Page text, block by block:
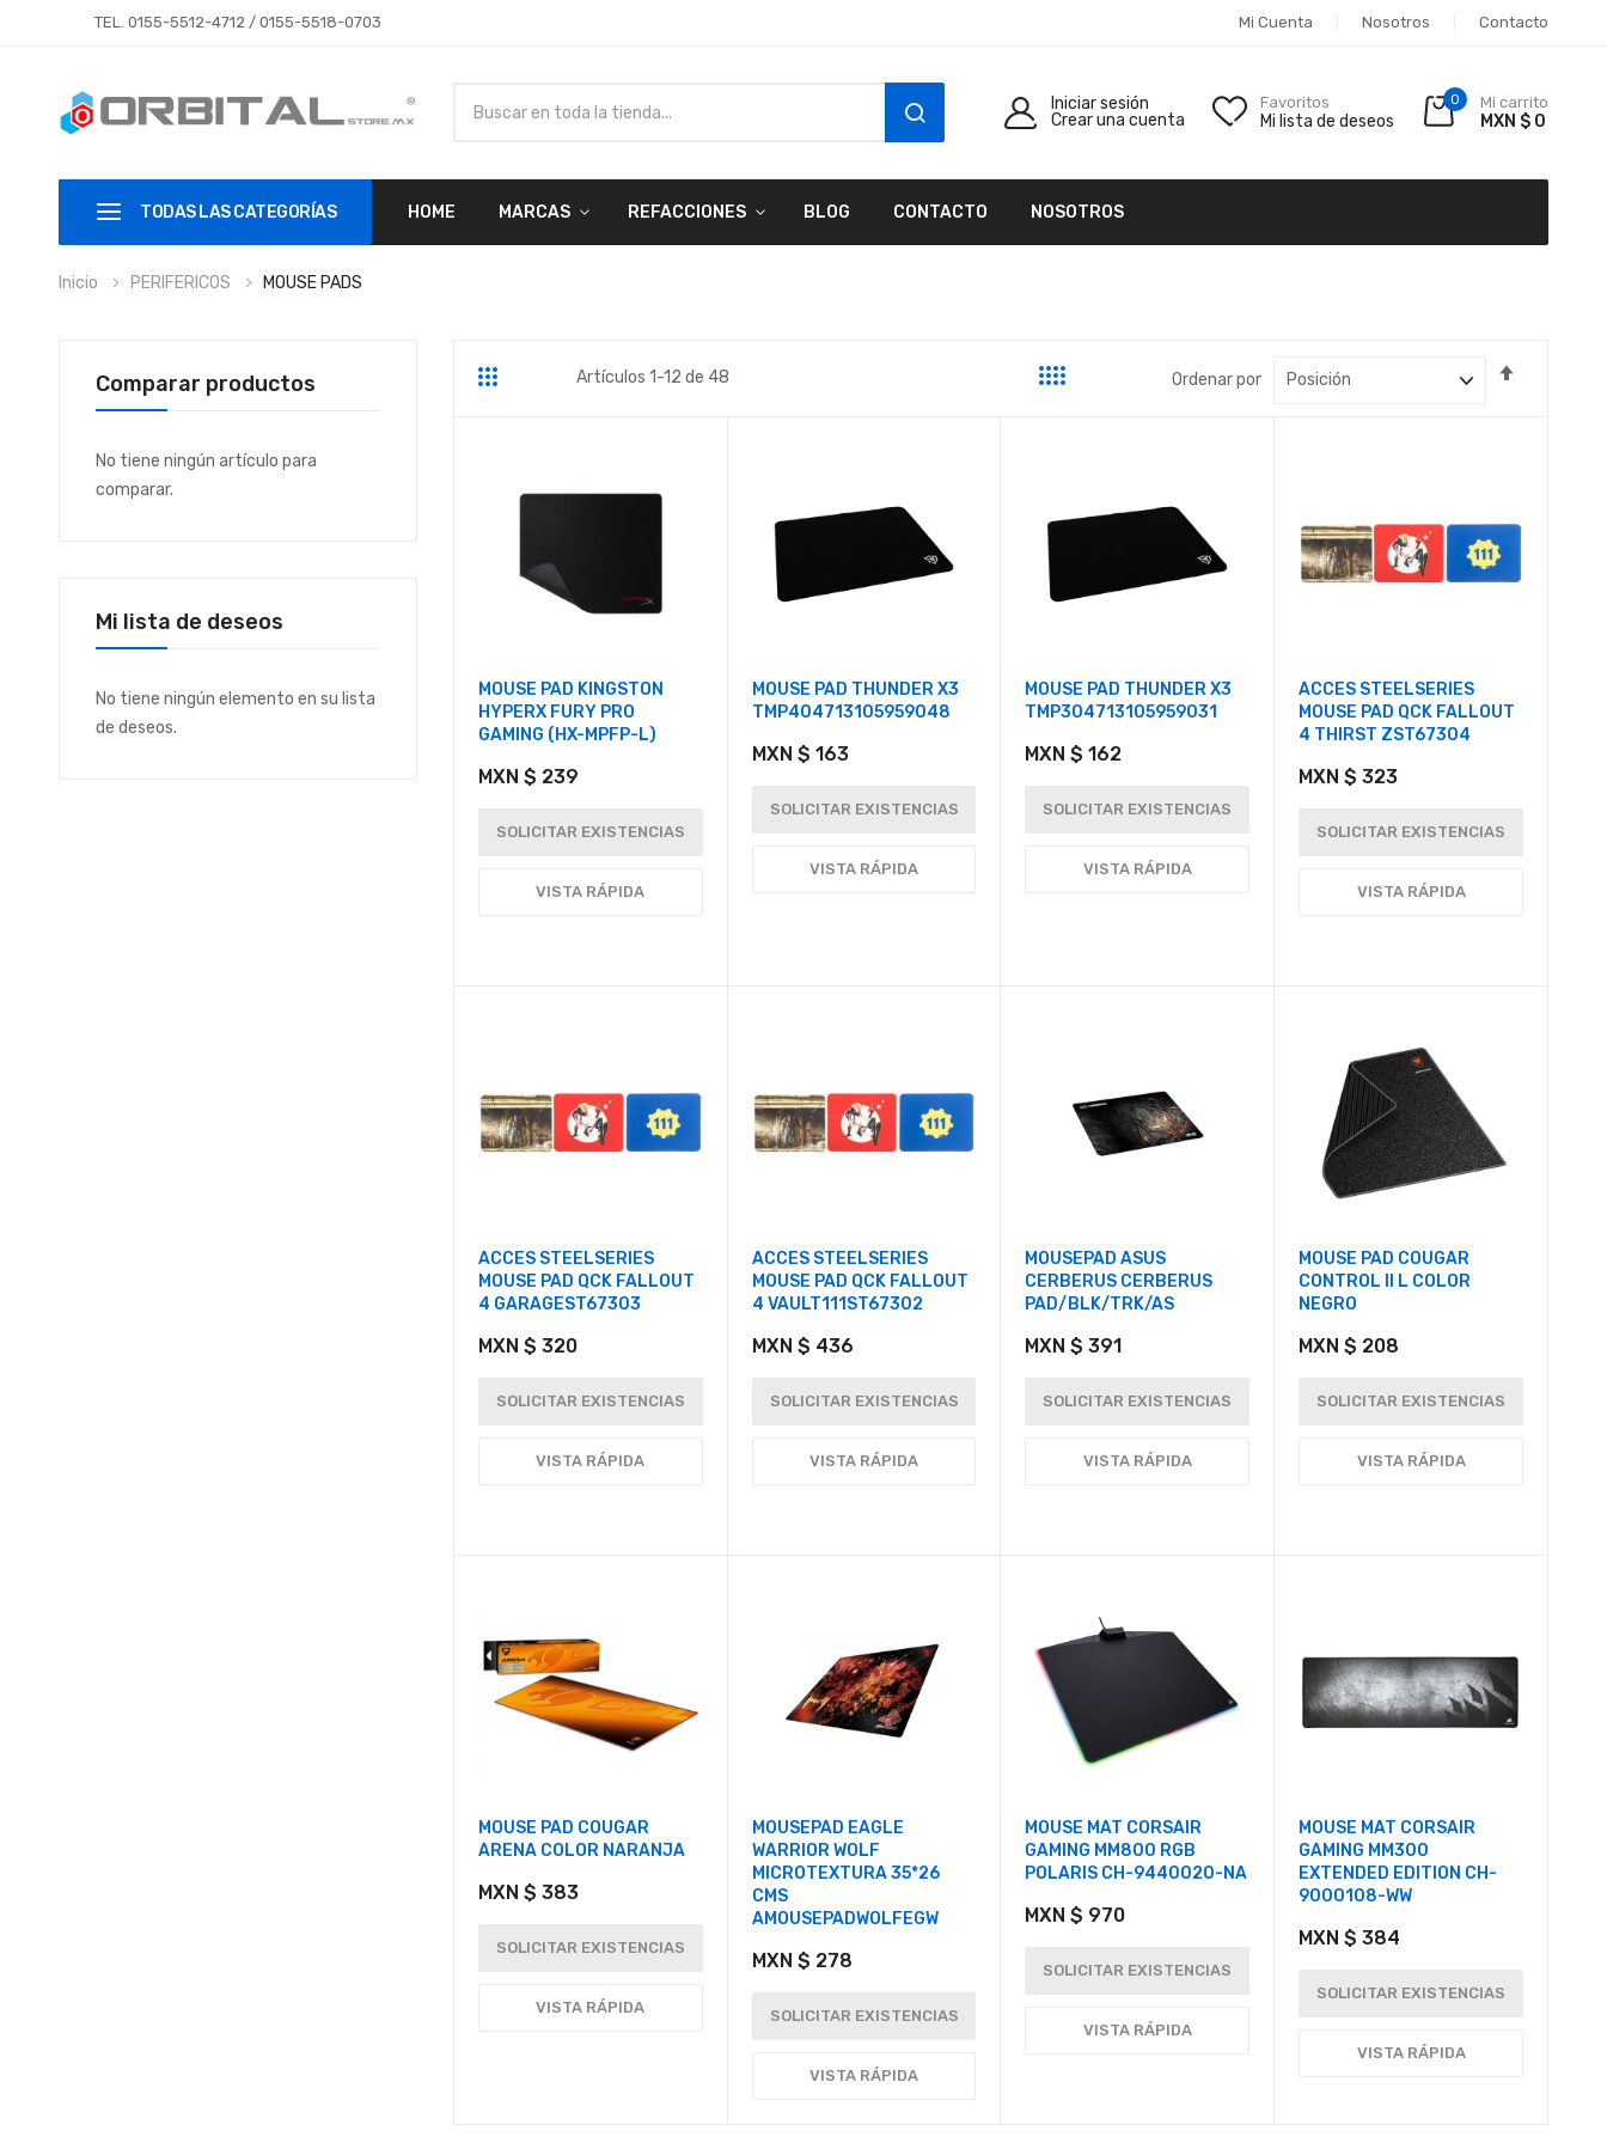
TEL. 0155-5512-4712/ 0155-5518-0703 Mi Cuenta Nosotros Contacto
SEARCH
Iniciar sesión
Crear una cuenta
Favoritos
Mi lista de deseos
0 Mi carrito
MXN $ 0
TODAS LAS CATEGORÍAS HOME MARCAS REFACCIONES BLOG CONTACTO NOSOTROS
Inicio PERIFERICOS MOUSE PADS
Parrilla Artículos 1-12 de 48 Ordenar por
MOUSE PAD KINGSTON
HYPERX FURY PRO
GAMING (HX-MPFP-L)
MXN $ 239
SOLICITAR EXISTENCIAS
VISTA RÁPIDA
MOUSE PAD THUNDER X3
TMP404713105959048
MXN $ 163
SOLICITAR EXISTENCIAS
VISTA RÁPIDA
MOUSE PAD THUNDER X3
TMP304713105959031
MXN $ 162
SOLICITAR EXISTENCIAS
VISTA RÁPIDA
ACCES STEELSERIES
MOUSE PAD QCK FALLOUT
4 THIRST ZST67304
MXN $ 323
SOLICITAR EXISTENCIAS
VISTA RÁPIDA
ACCES STEELSERIES
MOUSE PAD QCK FALLOUT
4 GARAGEST67303
MXN $ 320
SOLICITAR EXISTENCIAS
VISTA RÁPIDA
ACCES STEELSERIES
MOUSE PAD QCK FALLOUT
4 VAULT111ST67302
MXN $ 436
SOLICITAR EXISTENCIAS
VISTA RÁPIDA
MOUSEPAD ASUS
CERBERUS CERBERUS
PAD/BLK/TRK/AS
MXN $ 391
SOLICITAR EXISTENCIAS
VISTA RÁPIDA
MOUSE PAD COUGAR
CONTROL II L COLOR
NEGRO
MXN $ 208
SOLICITAR EXISTENCIAS
VISTA RÁPIDA
MOUSE PAD COUGAR
ARENA COLOR NARANJA
MXN $ 383
SOLICITAR EXISTENCIAS
VISTA RÁPIDA
MOUSEPAD EAGLE
WARRIOR WOLF
MICROTEXTURA 35*26
CMS
AMOUSEPADWOLFEGW
MXN $ 278
SOLICITAR EXISTENCIAS
VISTA RÁPIDA
MOUSE MAT CORSAIR
GAMING MM800 RGB
POLARIS CH-9440020-NA
MXN $ 970
SOLICITAR EXISTENCIAS
VISTA RÁPIDA
MOUSE MAT CORSAIR
GAMING MM300
EXTENDED EDITION CH-
9000108-WW
MXN $ 384
SOLICITAR EXISTENCIAS
VISTA RÁPIDA
Comparar productos
No tiene ningún artículo para
comparar.
Mi lista de deseos
No tiene ningún elemento en su lista
de deseos.